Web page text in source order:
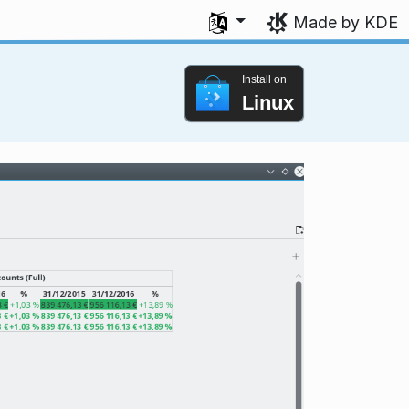
Select your language
Made by KDE
Install on
Linux